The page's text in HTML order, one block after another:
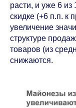
расти, и уже 6 из
скидке (+6 п.п. к
увеличение
структуре
товаров (из
снижаются.